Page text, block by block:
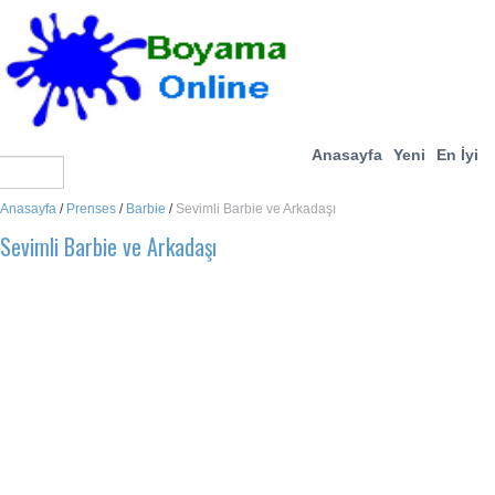
Anasayfa Yeni En İyi
Anasayfa / Prenses / Barbie / Sevimli Barbie ve Arkadaşı
Sevimli Barbie ve Arkadaşı